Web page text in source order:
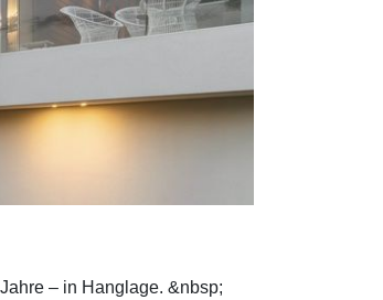
– in Hanglage. &nbsp;